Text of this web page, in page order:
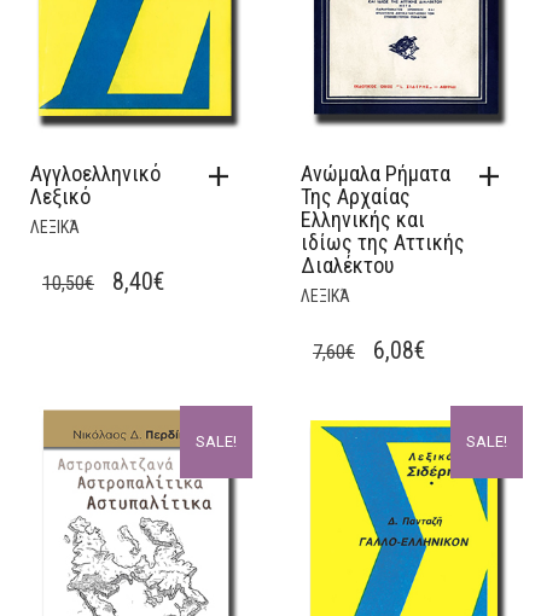
Αγγλοελληνικό
Λεξικό
ΛΕΞΙΚΆ
10,50€
ORIGINAL
8,40€CURRENT
Ανώμαλα Ρήματα
Της Αρχαίας
Ελληνικής και
ιδίως της Αττικής
Διαλέκτου
ΛΕΞΙΚΆ
7,60€
ORIGINAL
WAS:
7,60€.
6,08€CURRENT
IS:
6,08€.
SALE! SALE!